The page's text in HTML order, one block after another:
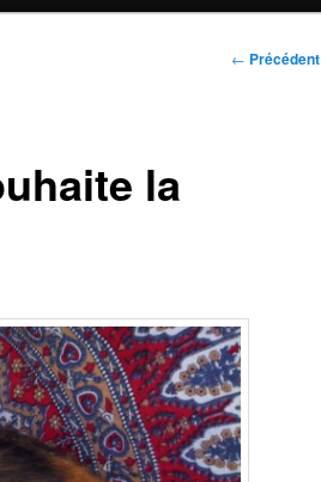
Navigation
← Précédent
la